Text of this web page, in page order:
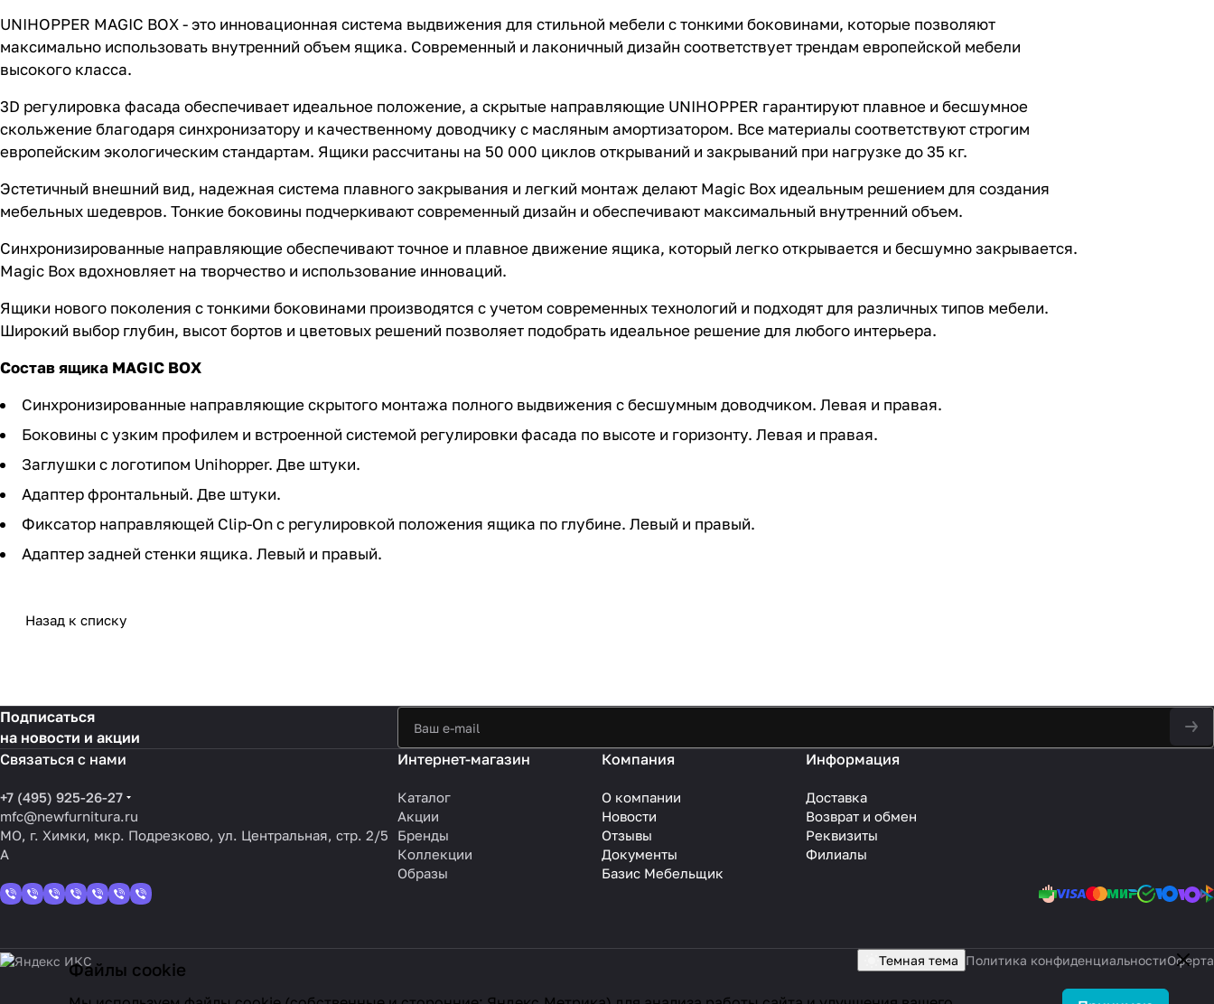
UNIHOPPER MAGIC BOX - это инновационная система выдвижения для стильной мебели с тонкими боковинами, которые позволяют
максимально использовать внутренний объем ящика. Современный и лаконичный дизайн соответствует трендам европейской мебели
высокого класса.
3D регулировка фасада обеспечивает идеальное положение, а скрытые направляющие UNIHOPPER гарантируют плавное и бесшумное
скольжение благодаря синхронизатору и качественному доводчику с масляным амортизатором. Все материалы соответствуют строгим
европейским экологическим стандартам. Ящики рассчитаны на 50 000 циклов открываний и закрываний при нагрузке до 35 кг.
Эстетичный внешний вид, надежная система плавного закрывания и легкий монтаж делают Magic Box идеальным решением для создания
мебельных шедевров. Тонкие боковины подчеркивают современный дизайн и обеспечивают максимальный внутренний объем.
Синхронизированные направляющие обеспечивают точное и плавное движение ящика, который легко открывается и бесшумно закрывается.
Magic Box вдохновляет на творчество и использование инноваций.
Ящики нового поколения с тонкими боковинами производятся с учетом современных технологий и подходят для различных типов мебели.
Широкий выбор глубин, высот бортов и цветовых решений позволяет подобрать идеальное решение для любого интерьера.
Состав ящика MAGIC BOX
Синхронизированные направляющие скрытого монтажа полного выдвижения с бесшумным доводчиком. Левая и правая.
Боковины с узким профилем и встроенной системой регулировки фасада по высоте и горизонту. Левая и правая.
Заглушки с логотипом Unihopper. Две штуки.
Адаптер фронтальный. Две штуки.
Фиксатор направляющей Clip-On с регулировкой положения ящика по глубине. Левый и правый.
Адаптер задней стенки ящика. Левый и правый.
Назад к списку
Подписаться
на новости и акции
Связаться с нами
+7 (495) 925-26-27
mfc@newfurnitura.ru
МО, г. Химки, мкр. Подрезково, ул. Центральная, стр. 2/5
А
Интернет-магазин
Каталог
Акции
Бренды
Коллекции
Образы
Компания
О компании
Новости
Отзывы
Документы
Базис Мебельщик
Информация
Доставка
Возврат и обмен
Реквизиты
Филиалы
Темная тема Политика конфиденциальностиОферта
Файлы cookie